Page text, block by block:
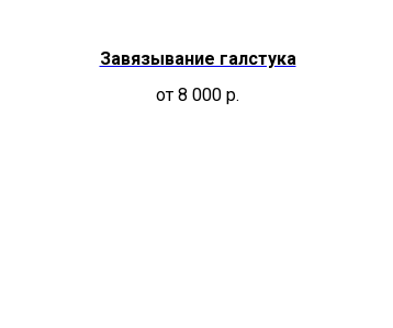
Завязывание галстука
от 8 000 р.